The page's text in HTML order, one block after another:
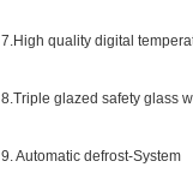
7.High quality digital
8.Triple glazed safety glass
9. Automatic defrost-System